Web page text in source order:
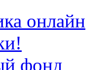
онлайн
фонд